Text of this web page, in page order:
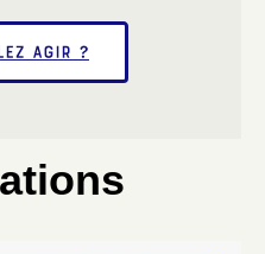
agir ?